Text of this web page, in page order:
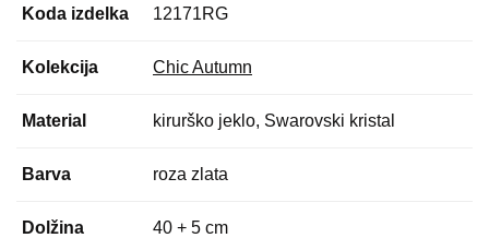
Koda izdelka 12171RG
Kolekcija Chic Autumn
Material kirurško jeklo, Swarovski kristal
Barva roza zlata
Dolžina 40 + 5 cm